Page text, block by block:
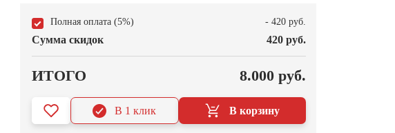
Полная оплата (5%) - 420 руб.
Сумма скидок 420 руб.
ИТОГО 8.000 руб.
В корзину
В 1 клик